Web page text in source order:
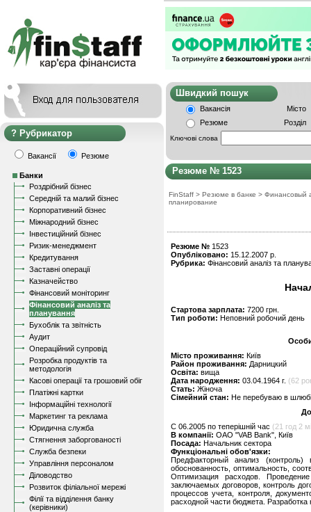
Рубрикатор
Вакансії Резюме
Банки
Роздрібний бізнес
Середній та малий бізнес
Корпоративний бізнес
Міжнародний бізнес
Інвестиційний бізнес
Ризик-менеджмент
Кредитування
Заставні операції
Казначейство
Фінансовий моніторинг
Фінансовий аналіз та
планування
Бухоблік та звітність
Аудит
Операційний супровід
Розробка продуктів та
методологія
Касові операції та грошовий обіг
Платіжні картки
Інформаційні технології
Маркетинг та реклама
Юридична служба
Стягнення заборгованості
Служба безпеки
Управління персоналом
Діловодство
Розвиток філіальної мережі
Філії та відділення банку
(керівники)
Швидкий
Вакансія
Місто
Резюме
Розділ
Ключові слова
Резюме № 1523
FinStaff > Резюме в банке > Финансовый
планирование
Резюме № 1523
Опубліковано: 15.12.2007 р.
Рубрика: Фінансовий аналіз та
Стартова зарплата: 7200 грн.
Тип роботи: Неповний робочий день
Місто проживання: Київ
Район проживання: Дарницкий
Освіта: вища
Дата народження: 03.04.1964 г. (62
Стать: Жіноча
Сімейний стан: Не перебуваю в
C 06.2005 по теперішній час (21 год 2
В компанії: ОАО "VAB Bank", Київ
Посада: Начальник сектора
Функціональні обов'язки:
Предфакторный анализ (контроль)
обоснованность, оптимальность,
Оптимизация расходов.
заключаемых договоров, контроль
процессов учета, контроля,
расходной части бюджета.